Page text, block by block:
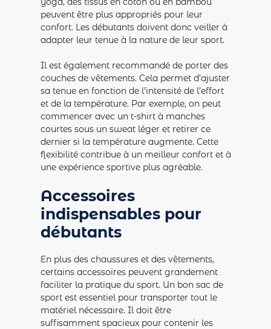
peuvent être plus appropriés pour leur
confort. Les débutants doivent donc veiller à
adapter leur tenue à la nature de leur sport.
Il est également recommandé de porter des
couches de vêtements. Cela permet d’ajuster
sa tenue en fonction de l’intensité de l’effort
et de la température. Par exemple, on peut
commencer avec un t-shirt à manches
courtes sous un sweat léger et retirer ce
dernier si la température augmente. Cette
flexibilité contribue à un meilleur confort et à
une expérience sportive plus agréable.
Accessoires
indispensables pour
débutants
En plus des chaussures et des vêtements,
certains accessoires peuvent grandement
faciliter la pratique du sport. Un bon sac de
sport est essentiel pour transporter tout le
matériel nécessaire. Il doit être
suffisamment spacieux pour contenir les